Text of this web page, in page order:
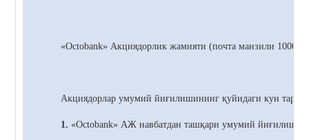
«Octobank» Акциядорлик жамияти (почта манзили
Акциядорлар умумий йиғилишининг қуйидаги кун
1. «Octobank» АЖ навбатдан ташқари умумий